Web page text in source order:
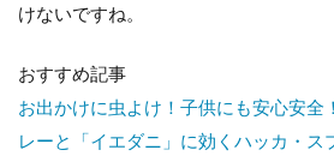
けないですね。
おすすめ記事
お出かけに虫よけ！子供にも安心安全
レーと「イエダニ」に効くハッカ・ス